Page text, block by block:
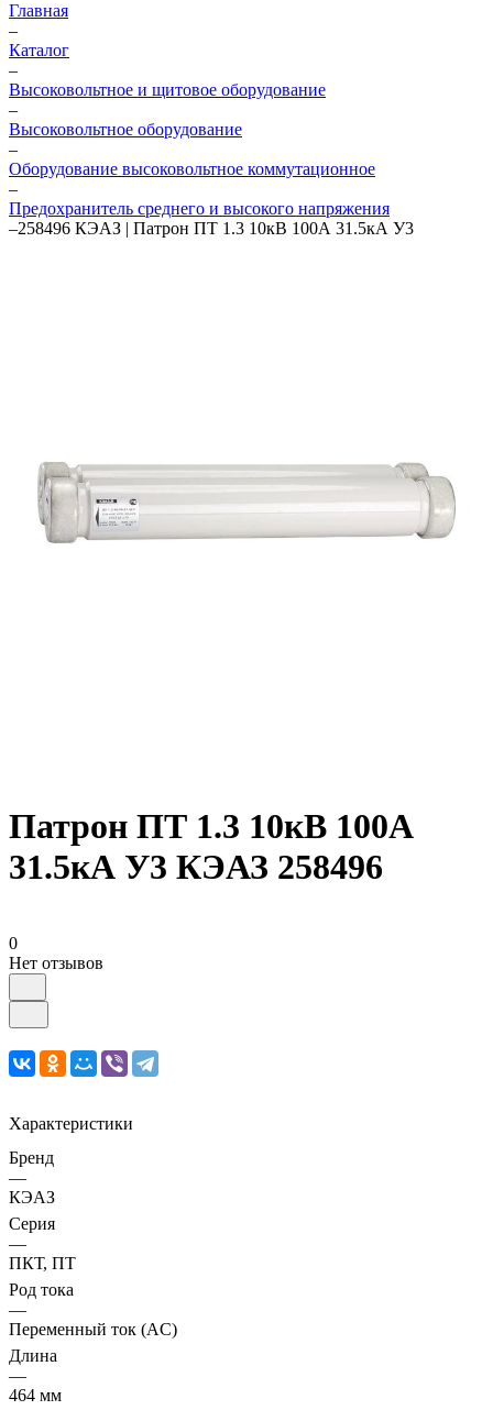
Главная
–
Каталог
–
Высоковольтное и щитовое оборудование
–
Высоковольтное оборудование
–
Оборудование высоковольтное коммутационное
–
Предохранитель среднего и высокого напряжения
–258496 КЭАЗ | Патрон ПТ 1.3 10кВ 100А 31.5кА У3
Патрон ПТ 1.3 10кВ 100А
31.5кА У3 КЭАЗ 258496
0
Нет отзывов
Характеристики
Бренд
—
КЭАЗ
Серия
—
ПКТ, ПТ
Род тока
—
Переменный ток (AC)
Длина
—
464 мм